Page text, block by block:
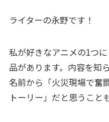
ライターの永野です！
私が好きなアニメの1つ
品があります。内容を知
名前から「火災現場で奮
トーリー」だと思うこと